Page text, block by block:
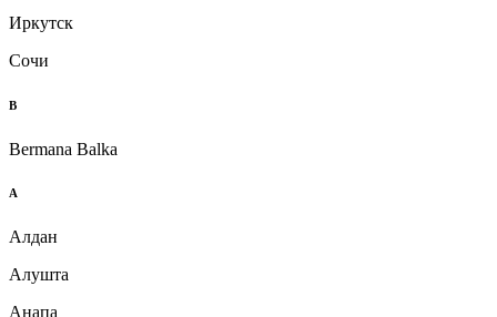
Иркутск
Сочи
B
Bermana Balka
А
Алдан
Алушта
Анапа